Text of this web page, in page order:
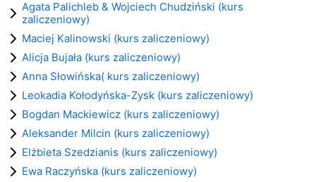
Agata Palichleb & Wojciech Chudziński (kurs
zaliczeniowy)
Maciej Kalinowski (kurs zaliczeniowy)
Alicja Bujała (kurs zaliczeniowy)
Anna Słowińska( kurs zaliczeniowy)
Leokadia Kołodyńska-Zysk (kurs zaliczeniowy)
Bogdan Mackiewicz (kurs zaliczeniowy)
Aleksander Milcin (kurs zaliczeniowy)
Elżbieta Szedzianis (kurs zaliczeniowy)
Ewa Raczyńska (kurs zaliczeniowy)